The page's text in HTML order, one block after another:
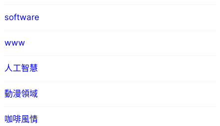
software
www
人工智慧
動漫領域
咖啡風情